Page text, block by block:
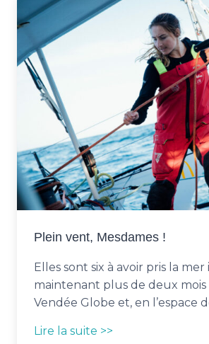
Plein vent, Mesdames !
Elles sont six à avoir pris la mer
maintenant plus de deux
Vendée Globe et, en l’espace
Lire la suite >>